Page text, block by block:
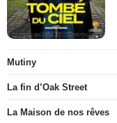
Mutiny
La fin d’Oak Street
La Maison de nos rêves